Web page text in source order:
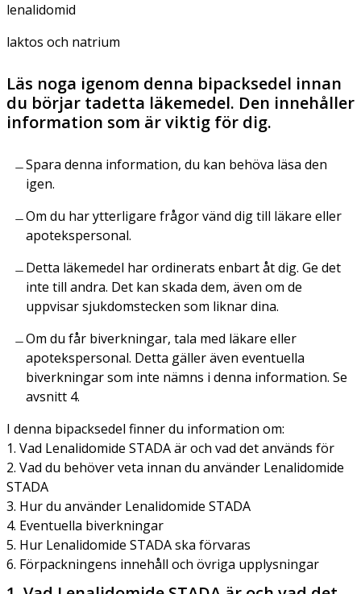
lenalidomid
laktos och natrium
Läs noga igenom denna bipacksedel innan
du börjar tadetta läkemedel. Den innehåller
information som är viktig för dig.
Spara denna information, du kan behöva läsa den
igen.
Om du har ytterligare frågor vänd dig till läkare eller
apotekspersonal.
Detta läkemedel har ordinerats enbart åt dig. Ge det
inte till andra. Det kan skada dem, även om de
uppvisar sjukdomstecken som liknar dina.
Om du får biverkningar, tala med läkare eller
apotekspersonal. Detta gäller även eventuella
biverkningar som inte nämns i denna information. Se
avsnitt 4.
I denna bipacksedel finner du information om:
1. Vad Lenalidomide STADA är och vad det används för
2. Vad du behöver veta innan du använder Lenalidomide
STADA
3. Hur du använder Lenalidomide STADA
4. Eventuella biverkningar
5. Hur Lenalidomide STADA ska förvaras
6. Förpackningens innehåll och övriga upplysningar